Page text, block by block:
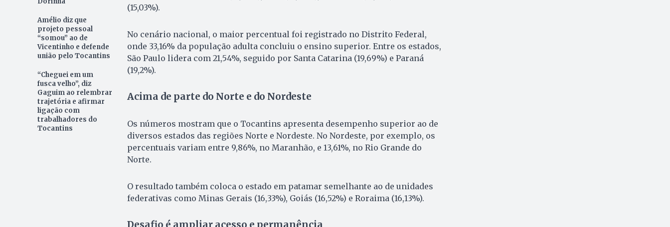
Amélio diz que
projeto pessoal
“somou” ao de
Vicentinho e defende
união pelo Tocantins
“Cheguei em um
fusca velho”, diz
Gaguim ao relembrar
trajetória e afirmar
ligação com
trabalhadores do
Tocantins
(15,03%).
No cenário nacional, o maior percentual foi registrado no Distrito Federal,
onde 33,16% da população adulta concluiu o ensino superior. Entre os estados,
São Paulo lidera com 21,54%, seguido por Santa Catarina (19,69%) e Paraná
(19,2%).
Acima de parte do Norte e do Nordeste
Os números mostram que o Tocantins apresenta desempenho superior ao de
diversos estados das regiões Norte e Nordeste. No Nordeste, por exemplo, os
percentuais variam entre 9,86%, no Maranhão, e 13,61%, no Rio Grande do
Norte.
O resultado também coloca o estado em patamar semelhante ao de unidades
federativas como Minas Gerais (16,33%), Goiás (16,52%) e Roraima (16,13%).